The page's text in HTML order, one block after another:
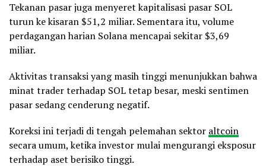
Tekanan pasar juga menyeret kapitalisasi pasar SOL
turun ke kisaran $51,2 miliar. Sementara itu, volume
perdagangan harian Solana mencapai sekitar $3,69
miliar.
Aktivitas transaksi yang masih tinggi menunjukkan bahwa
minat trader terhadap SOL tetap besar, meski sentimen
pasar sedang cenderung negatif.
Koreksi ini terjadi di tengah pelemahan sektor altcoin
secara umum, ketika investor mulai mengurangi eksposur
terhadap aset berisiko tinggi.